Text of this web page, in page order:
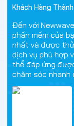
Khách Hàng
Đến với
phần mềm của
nhất và được
dịch vụ phù hợp
thể đáp ứng
chăm sóc nhanh